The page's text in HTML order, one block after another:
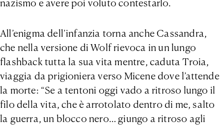
nazismo e avere poi voluto contestarlo.
All’enigma dell’infanzia torna anche Cassandra,
che nella versione di Wolf rievoca in un lungo
flashback tutta la sua vita mentre, caduta Troia,
viaggia da prigioniera verso Micene dove l’attende
la morte: “Se a tentoni oggi vado a ritroso lungo il
filo della vita, che è arrotolato dentro di me, salto
la guerra, un blocco nero… giungo a ritroso agli